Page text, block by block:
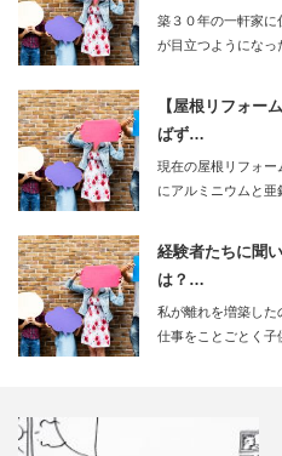
築３０年の一軒家に
が目立つようになっ
【屋根リフォー
ばず…
現在の屋根リフォー
にアルミニウムと亜
経験者たちに聞
は？…
私が離れを増築した
仕事をことごとく子